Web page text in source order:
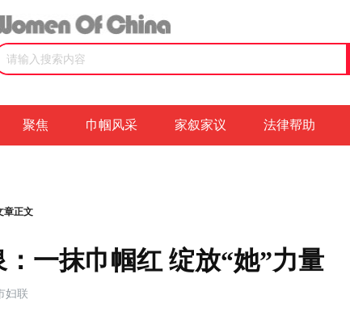
聚焦 巾帼风采 家叙家议 法律帮助
章正文
一抹巾帼红 绽放“她”力量
妇联